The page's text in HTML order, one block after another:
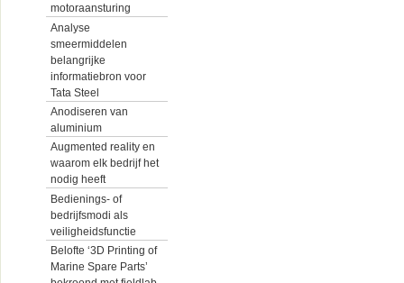
motoraansturing
Analyse
smeermiddelen
belangrijke
informatiebron voor
Tata Steel
Anodiseren van
aluminium
Augmented reality en
waarom elk bedrijf het
nodig heeft
Bedienings- of
bedrijfsmodi als
veiligheidsfunctie
Belofte ‘3D Printing of
Marine Spare Parts’